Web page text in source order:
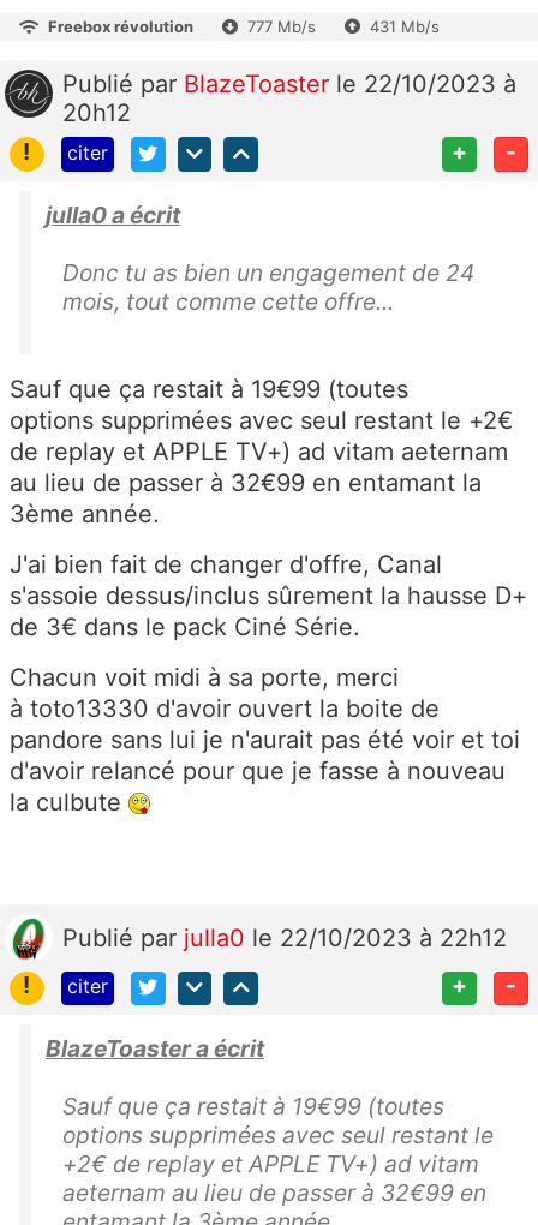
Freebox révolution 777 Mb/s 431 Mb/s
Publié par BlazeToaster le 22/10/2023 à
20h12
!
citer + -
julla0 a écrit
Donc tu as bien un engagement de 24
mois, tout comme cette offre...
Sauf que ça restait à 19€99 (toutes
options supprimées avec seul restant le +2€
de replay et APPLE TV+) ad vitam aeternam
au lieu de passer à 32€99 en entamant la
3ème année.
J'ai bien fait de changer d'offre, Canal
s'assoie dessus/inclus sûrement la hausse D+
de 3€ dans le pack Ciné Série.
Chacun voit midi à sa porte, merci
à toto13330 d'avoir ouvert la boite de
pandore sans lui je n'aurait pas été voir et toi
d'avoir relancé pour que je fasse à nouveau
la culbute
Publié par julla0 le 22/10/2023 à 22h12
!
citer + -
BlazeToaster a écrit
Sauf que ça restait à 19€99 (toutes
options supprimées avec seul restant le
+2€ de replay et APPLE TV+) ad vitam
aeternam au lieu de passer à 32€99 en